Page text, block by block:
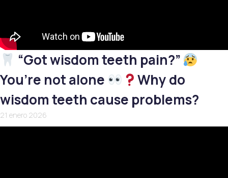
“Got wisdom teeth pain?”
You’re not alone
Why do
wisdom teeth cause problems?
21 enero 2026